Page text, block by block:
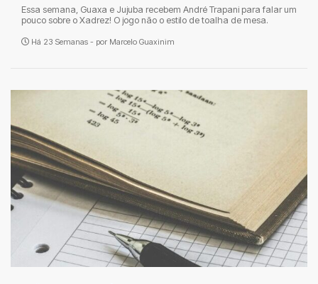
Essa semana, Guaxa e Jujuba recebem André Trapani para falar um
pouco sobre o Xadrez! O jogo não o estilo de toalha de mesa.
Há 23 Semanas - por Marcelo Guaxinim